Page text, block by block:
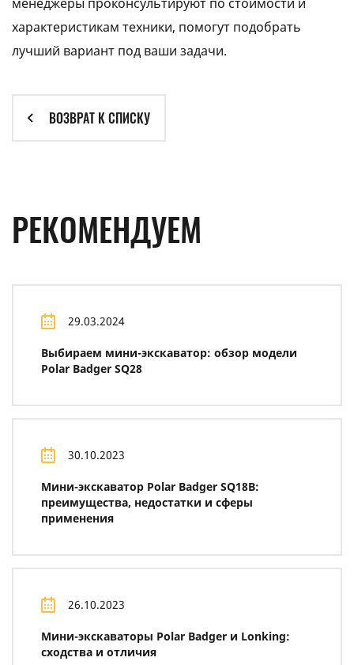
характеристикам техники, помогут подобрать
лучший вариант под ваши задачи.
ВОЗВРАТ К СПИСКУ
РЕКОМЕНДУЕМ
29.03.2024
Выбираем мини-экскаватор: обзор модели
Polar Badger SQ28
30.10.2023
Мини-экскаватор Polar Badger SQ18B:
преимущества, недостатки и сферы
применения
26.10.2023
Мини-экскаваторы Polar Badger и Lonking:
сходства и отличия